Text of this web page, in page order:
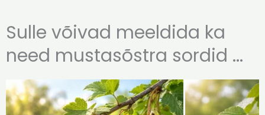
Sulle võivad meeldida ka
need mustasõstra sordid ...